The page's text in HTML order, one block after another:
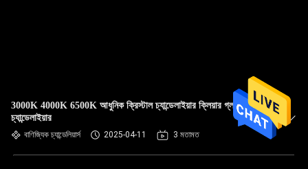
3000K 4000K 6500K আধুনিক ক্রিস্টাল চ্যান্ডেলাইয়ার ক্লিয়ার গ্লাস ড্রপ
চ্যান্ডেলাইয়ার
বাণিজ্যিক চ্যান্ডেলিয়ার্স 2025-04-11 3 মতামত